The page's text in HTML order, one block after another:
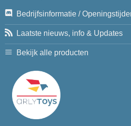
Bedrijfsinformatie /
Laatste nieuws, info & Updates
Bekijk alle producten